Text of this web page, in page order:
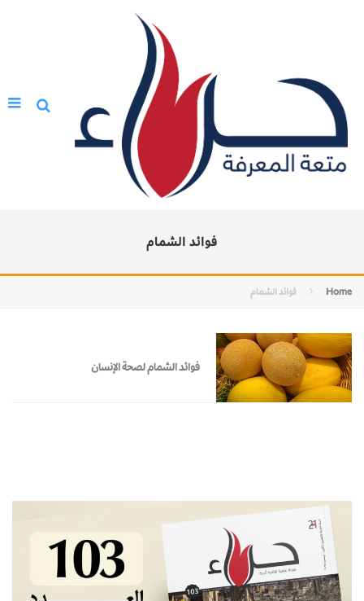
فوائد الشمام
Home فوائد الشمام
فوائد الشمام لصحة الإنسان